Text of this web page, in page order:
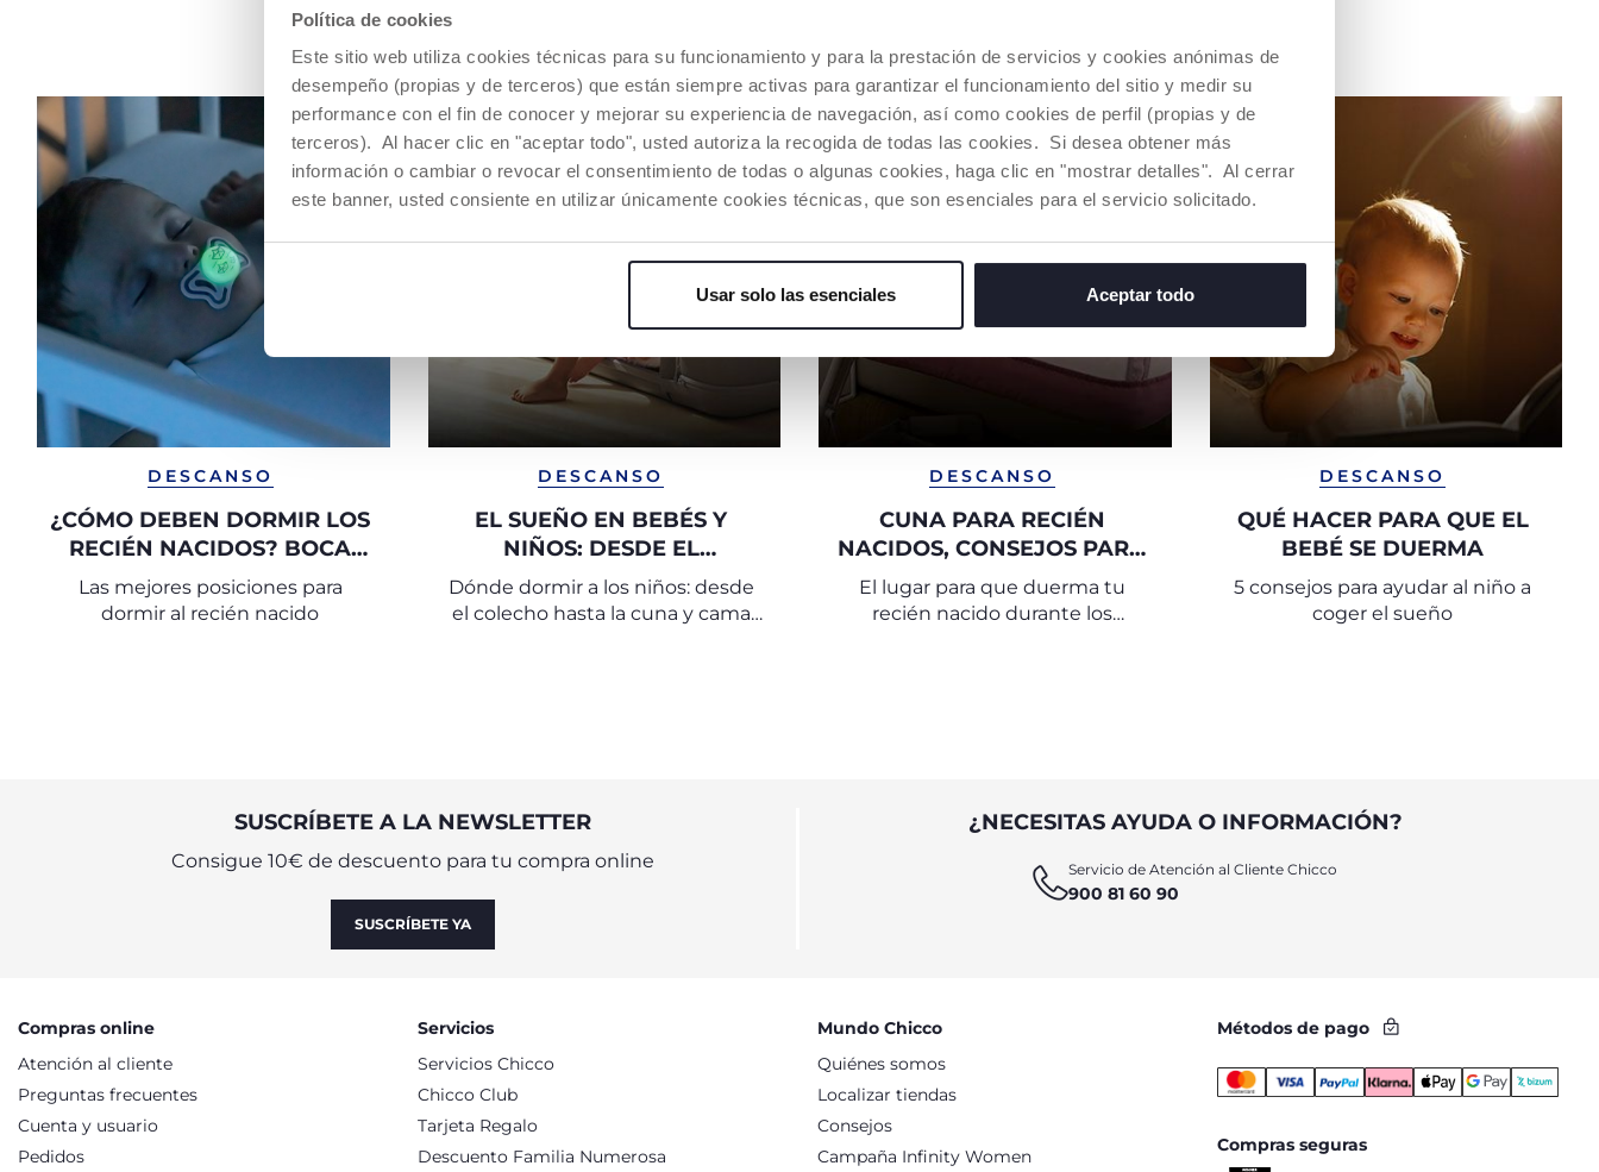
Política de cookies
Este sitio web utiliza cookies técnicas para su funcionamiento y para la prestación de servicios y cookies anónimas de
desempeño (propias y de terceros) que están siempre activas para garantizar el funcionamiento del sitio y medir su
performance con el fin de conocer y mejorar su experiencia de navegación, así como cookies de perfil (propias y de
terceros). Al hacer clic en "aceptar todo", usted autoriza la recogida de todas las cookies. Si desea obtener más
información o cambiar o revocar el consentimiento de todas o algunas cookies, haga clic en "mostrar detalles". Al cerrar
este banner, usted consiente en utilizar únicamente cookies técnicas, que son esenciales para el servicio solicitado.
Usar solo las esenciales Aceptar todo
NUESTRO CONSEJOS
DESCANSO
¿CÓMO DEBEN DORMIR LOS
RECIÉN NACIDOS? BOCA
ARRIBA
Las mejores posiciones para
dormir al recién nacido
DESCANSO
EL SUEÑO EN BEBÉS Y
NIÑOS: DESDE EL
NACIMIENTO HASTA LOS
PRIMEROS AÑOS
Dónde dormir a los niños: desde
el colecho hasta la cuna y cama
DESCANSO
CUNA PARA RECIÉN
NACIDOS, CONSEJOS PARA
EL SUEÑO DEL BEBÉ
El lugar para que duerma tu
recién nacido durante los
DESCANSO
QUÉ HACER PARA QUE EL
BEBÉ SE DUERMA
5 consejos para ayudar al niño a
coger el sueño
SUSCRÍBETE A LA NEWSLETTER
Consigue 10€ de descuento para tu compra online
SUSCRÍBETE YA
¿NECESITAS AYUDA O INFORMACIÓN?
Servicio de Atención al Cliente Chicco
900 81 60 90
Compras online
Atención al cliente
Preguntas frecuentes
Cuenta y usuario
Pedidos
Servicios
Servicios Chicco
Chicco Club
Tarjeta Regalo
Descuento Familia Numerosa
Mundo Chicco
Quiénes somos
Localizar tiendas
Consejos
Campaña Infinity Women
Métodos de pago
Compras seguras